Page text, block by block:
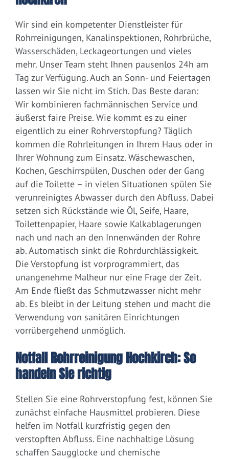
Wir sind ein kompetenter Dienstleister für
Rohrreinigungen, Kanalinspektionen, Rohrbrüche,
Wasserschäden, Leckageortungen und vieles
mehr. Unser Team steht Ihnen pausenlos 24h am
Tag zur Verfügung. Auch an Sonn- und Feiertagen
lassen wir Sie nicht im Stich. Das Beste daran:
Wir kombinieren fachmännischen Service und
äußerst faire Preise. Wie kommt es zu einer
eigentlich zu einer Rohrverstopfung? Täglich
kommen die Rohrleitungen in Ihrem Haus oder in
Ihrer Wohnung zum Einsatz. Wäschewaschen,
Kochen, Geschirrspülen, Duschen oder der Gang
auf die Toilette – in vielen Situationen spülen Sie
verunreinigtes Abwasser durch den Abfluss. Dabei
setzen sich Rückstände wie Öl, Seife, Haare,
Toilettenpapier, Haare sowie Kalkablagerungen
nach und nach an den Innenwänden der Rohre
ab. Automatisch sinkt die Rohrdurchlässigkeit.
Die Verstopfung ist vorprogrammiert, das
unangenehme Malheur nur eine Frage der Zeit.
Am Ende fließt das Schmutzwasser nicht mehr
ab. Es bleibt in der Leitung stehen und macht die
Verwendung von sanitären Einrichtungen
vorrübergehend unmöglich.
Notfall Rohrreinigung Hochkirch: So
handeln Sie richtig
Stellen Sie eine Rohrverstopfung fest, können Sie
zunächst einfache Hausmittel probieren. Diese
helfen im Notfall kurzfristig gegen den
verstopften Abfluss. Eine nachhaltige Lösung
schaffen Saugglocke und chemische